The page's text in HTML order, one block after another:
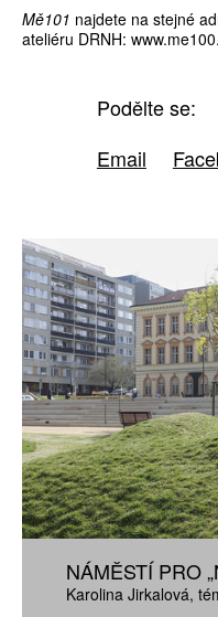
Mě101 najdete na stejné
ateliéru DRNH:
Podělte se:
Email
NÁMĚSTÍ PRO
Karolina Jirkalová